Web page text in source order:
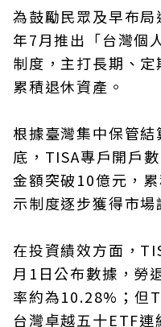
為鼓勵民眾及早布
年7月推出「台灣個
制度，主打長期、
累積退休資產。
根據臺灣集中保管
底，TISA專戶開戶
金額突破10億元，
示制度逐步獲得市場
在投資績效方面，
月1日公布數據，勞
率約為10.28%；但
台灣卓越五十ETF